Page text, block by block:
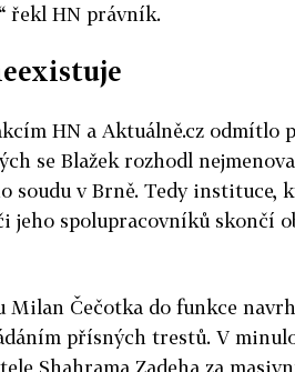
řekl HN právník.
HN a Aktuálně.cz odmítlo
se Blažek rozhodl
soudu v Brně. Tedy instituce,
jeho spolupracovníků skončí
Milan Čečotka do funkce
přísných trestů. V
Shahrama Zadeha za